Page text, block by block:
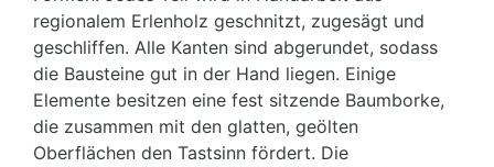
regionalem Erlenholz geschnitzt, zugesägt und
geschliffen. Alle Kanten sind abgerundet, sodass
die Bausteine gut in der Hand liegen. Einige
Elemente besitzen eine fest sitzende Baumborke,
die zusammen mit den glatten, geölten
Oberflächen den Tastsinn fördert. Die